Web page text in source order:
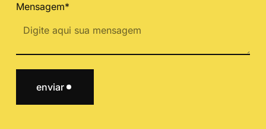
Mensagem*
enviar